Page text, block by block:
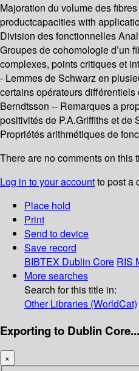
Majoration du volume des
productcapacities with
Division des fonctionnelles
Groupes de cohomologie d’un
complexes, points critiques et
- Lemmes de Schwarz en
certains opérateurs
Berndtsson -- Remarques a
positivités de P.A.Griffiths et
Propriétés arithmétiques de
There are no comments on this
Log in to your accountto post a
Place hold
Print
Send to device
Save record
BIBTEX Dublin Core RIS
More searches
Search for this title in:
Other Libraries (WorldCat)
Exporting to Dublin Core...
×